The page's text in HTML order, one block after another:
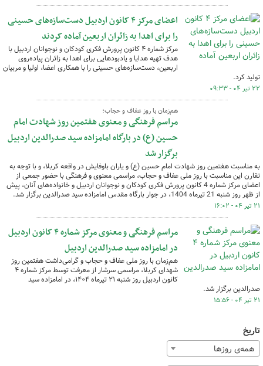
اعضای مرکز ۴ کانون اردبیل دست‌سازه‌های حسینی
را برای اهدا به زائران اربعین آماده کردند
مرکز شماره ۴ کانون پرورش فکری کودکان و نوجوانان اردبیل با
هدف تهیه هدایا و یادبودهایی برای اهدا به زائران پیاده‌روی
اربعین، دست‌سازه‌های حسینی را با همکاری اعضا، اولیا و مربیان
تولید کرد.
۲۲ تیر ۰۴ - ۰۹:۳۳
هم‌زمان با روز عفاف و حجاب؛
مراسم فرهنگی و معنوی هفتمین روز شهادت امام
حسین (ع) در بارگاه امامزاده سید صدرالدین اردبیل
برگزار شد
به مناسبت هفتمین روز شهادت امام حسین (ع) و یاران باوفایش در واقعه کربلا، و با توجه به
تقارن این مناسبت با روز ملی عفاف و حجاب، مراسمی معنوی و فرهنگی با حضور جمعی از
اعضای مرکز شماره 4 کانون پرورش فکری کودکان و نوجوانان اردبیل و خانواده‌های آنان، پیش
از ظهر روز شنبه 21 تیرماه 1404، در جوار بارگاه مقدس امامزاده سید صدرالدین برگزار شد.
۲۱ تیر ۰۴ - ۱۶:۰۲
مراسم فرهنگی و معنوی مرکز شماره ۴ کانون اردبیل
در امامزاده سید صدرالدین اردبیل
هم‌زمان با روز ملی عفاف و حجاب و گرامی‌داشت هفتمین روز
شهدای کربلا، مراسمی سرشار از معرفت توسط مرکز شماره ۴
کانون اردبیل روز شنبه ۲۱ تیرماه ۱۴۰۴، در امامزاده سید
صدرالدین برگزار شد.
۲۱ تیر ۰۴ - ۱۵:۵۶
تاریخ
همه‌ی روزها